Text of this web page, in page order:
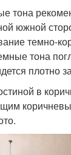
тона
южной
темно-
тона
плотно
в